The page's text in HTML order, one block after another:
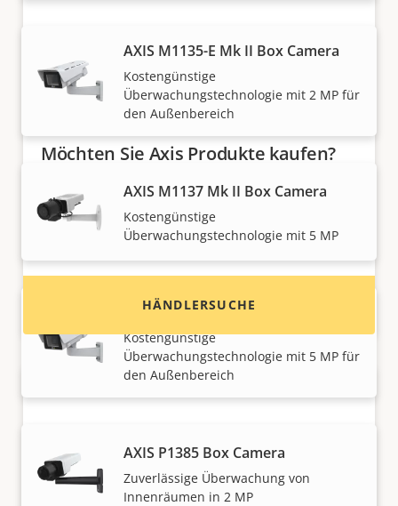
AXIS M1135-E Mk II Box Camera
Kostengünstige
Überwachungstechnologie mit 2 MP für
den Außenbereich
AXIS M1137 Mk II Box Camera
Kostengünstige
Überwachungstechnologie mit 5 MP
AXIS M1137-E Mk II Box Camera
Kostengünstige
Überwachungstechnologie mit 5 MP für
den Außenbereich
AXIS P1385 Box Camera
Zuverlässige Überwachung von
Innenräumen in 2 MP
Möchten Sie Axis Produkte kaufen?
Finden Sie Wiederverkäufer,
Systemintegratoren und Installateure von Axis
Produkten und Systemen.
HÄNDLERSUCHE